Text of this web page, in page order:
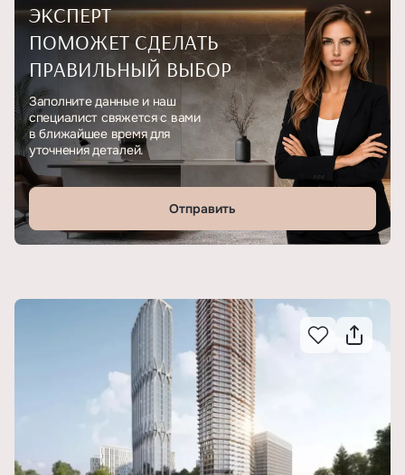
ЭКСПЕРТ
ПОМОЖЕТ СДЕЛАТЬ
ПРАВИЛЬНЫЙ ВЫБОР
Заполните данные и наш
специалист свяжется с вами
в ближайшее время для
уточнения деталей.
Отправить